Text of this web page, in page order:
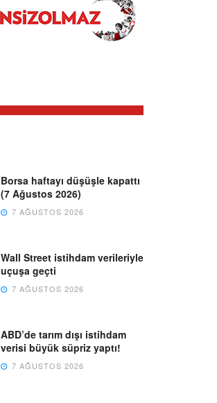
Borsa haftayı düşüşle kapattı
(7 Ağustos 2026)
7 AĞUSTOS 2026
Wall Street istihdam verileriyle
uçuşa geçti
7 AĞUSTOS 2026
ABD’de tarım dışı istihdam
verisi büyük süpriz yaptı!
7 AĞUSTOS 2026